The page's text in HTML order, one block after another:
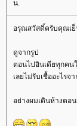
น.
อรุณสวัสดิ์ครับคุณเ
ดูจากรูป
ตอนไปอินเดียทุกคน
เลยไม่รับเชื้ออะไร
อย่างผมเดินห้างตอ